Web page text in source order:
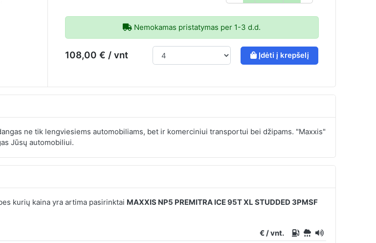
Nemokamas pristatymas per 1-3 d.d.
108,00 € / vnt Įdėti į krepšelį
ne tik lengviesiems automobiliams, bet ir komerciniui transportui bei džipams. "Maxxis"
Jūsų automobiliui.
kurių kaina yra artima pasirinktai MAXXIS NP5 PREMITRA ICE 95T XL STUDDED 3PMSF
€ / vnt.